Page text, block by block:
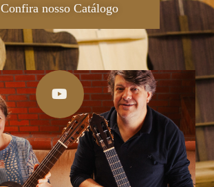
Confira nosso Catálogo